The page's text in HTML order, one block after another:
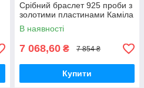
Срібний браслет 925 проби з
золотими пластинами Каміла
В наявності
7 068,60 ₴ 7 854 ₴
Купити